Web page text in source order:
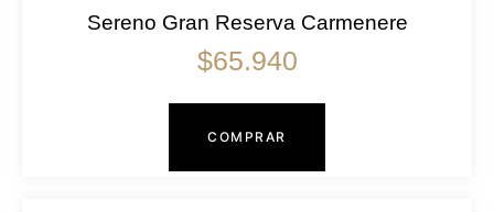
Sereno Gran Reserva Carmenere
$65.940
COMPRAR